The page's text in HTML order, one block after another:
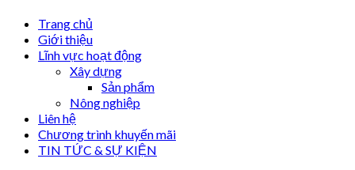
Trang chủ
Giới thiệu
Lĩnh vực hoạt động
Xây dựng
Sản phẩm
Nông nghiệp
Liên hệ
Chương trình khuyến mãi
TIN TỨC & SỰ KIỆN